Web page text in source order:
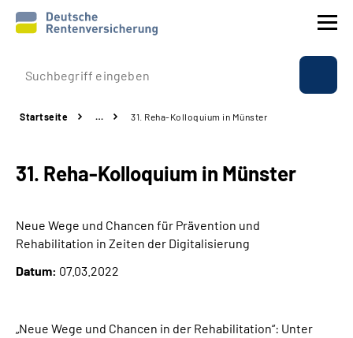
Prävention
Rente
Beratung & Kontakt
Startseite … 31. Reha-Kolloquium in Münster
31. Reha-Kolloquium in Münster
Neue Wege und Chancen für Prävention und
Rehabilitation in Zeiten der Digitalisierung
Datum: 07.03.2022
„Neue Wege und Chancen in der Rehabilitation“: Unter